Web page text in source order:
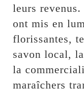
leurs
ont mis en
florissantes,
savon local,
la
maraîchers